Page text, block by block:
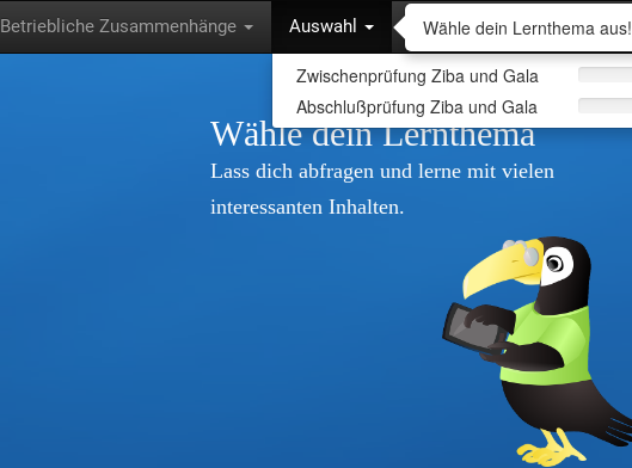
Betriebliche Zusammenhänge Auswahl
Zwischenprüfung Ziba und Gala
Abschlußprüfung Ziba und Gala
Wähle dein Lernthema
Lass dich abfragen und lerne mit vielen
interessanten Inhalten.
Wähle dein Lernthema aus!